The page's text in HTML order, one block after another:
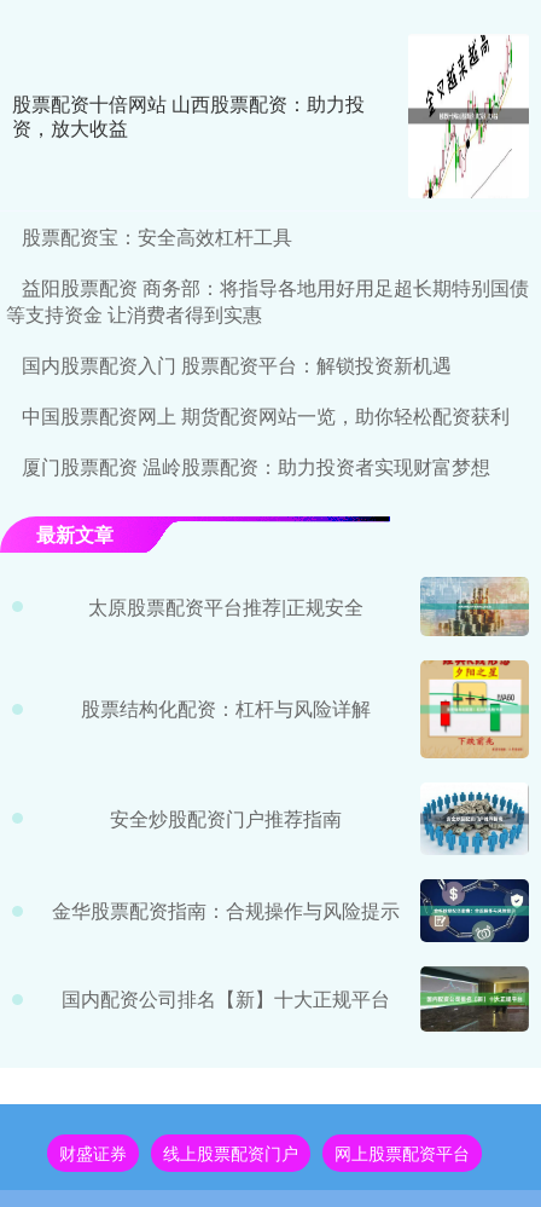
股票配资十倍网站 山西股票配资：助力投
资，放大收益
股票配资宝：安全高效杠杆工具
益阳股票配资 商务部：将指导各地用好用足超长期特别国债
等支持资金 让消费者得到实惠
国内股票配资入门 股票配资平台：解锁投资新机遇
中国股票配资网上 期货配资网站一览，助你轻松配资获利
厦门股票配资 温岭股票配资：助力投资者实现财富梦想
最新文章
太原股票配资平台推荐|正规安全
股票结构化配资：杠杆与风险详解
安全炒股配资门户推荐指南
金华股票配资指南：合规操作与风险提示
国内配资公司排名【新】十大正规平台
财盛证券 线上股票配资门户 网上股票配资平台